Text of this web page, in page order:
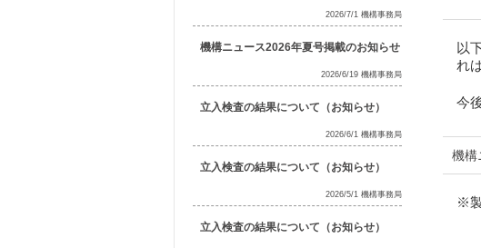
以
れ
今
機構
※
2026/7/1 機構事務局
機構ニュース2026年夏号掲載のお知らせ
2026/6/19 機構事務局
立入検査の結果について（お知らせ）
2026/6/1 機構事務局
立入検査の結果について（お知らせ）
2026/5/1 機構事務局
立入検査の結果について（お知らせ）